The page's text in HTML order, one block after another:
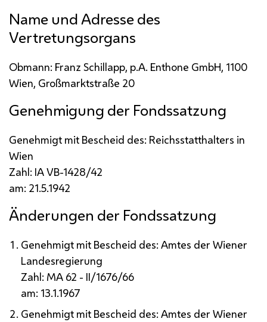
Name und Adresse des
Vertretungsorgans
Obmann: Franz Schillapp, p.A. Enthone GmbH, 1100
Wien, Großmarktstraße 20
Genehmigung der Fondssatzung
Genehmigt mit Bescheid des: Reichsstatthalters in
Wien
Zahl: IA VB-1428/42
am: 21.5.1942
Änderungen der Fondssatzung
Genehmigt mit Bescheid des: Amtes der Wiener
Landesregierung
Zahl: MA 62 - II/1676/66
am: 13.1.1967
Genehmigt mit Bescheid des: Amtes der Wiener